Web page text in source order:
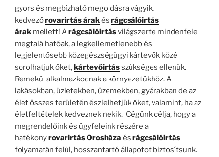
gyors és megbízható megoldásra vágyik,
kedvezőrovarirtás árakés rágcsálóirtás
árak mellett! Arágcsálóirtásvilágszerte mindenfele
megtalálhatóak, a legkellemetlenebb és
legjelentősebb közegészségügyi kártevők közé
sorolhatjuk őket, kártevőirtásszükséges ellenük.
Remekül alkalmazkodnak a környezetükhöz. A
lakásokban, üzletekben, üzemekben, gyárakban de az
élet összes területén észlelhetjük őket, valamint, ha az
életfeltételek kedveznek nekik. Cégünk célja, hogy a
megrendelőink és ügyfeleink részére a
hatékonyrovarirtás Orosháza és rágcsálóirtás
folyamatán felül, hosszantartó állapotot biztosítsunk.